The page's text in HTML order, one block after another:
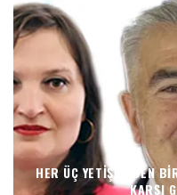
HER ÜÇ YETIŞKINDEN
KARŞI